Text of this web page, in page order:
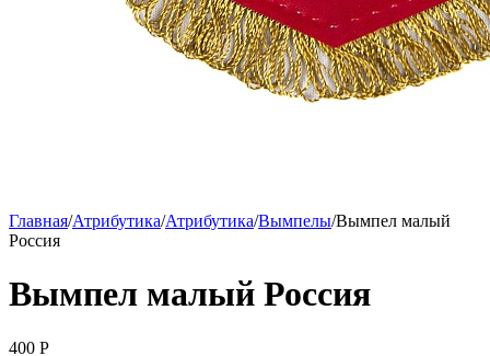
Главная/Атрибутика/Атрибутика/Вымпелы/Вымпел малый
Россия
Вымпел малый Россия
400 P